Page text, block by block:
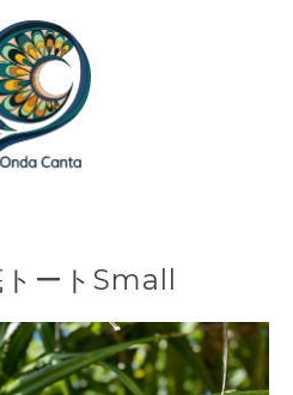
ートSmall